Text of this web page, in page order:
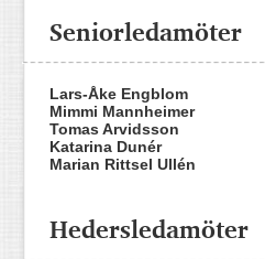
Seniorledamöter
Lars-Åke Engblom
Mimmi Mannheimer
Tomas Arvidsson
Katarina Dunér
Marian Rittsel Ullén
Hedersledamöter